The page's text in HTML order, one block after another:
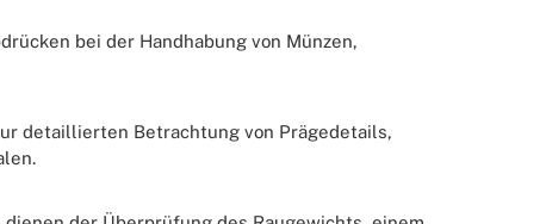
bei der Handhabung von Münzen,
detaillierten Betrachtung von Prägedetails,